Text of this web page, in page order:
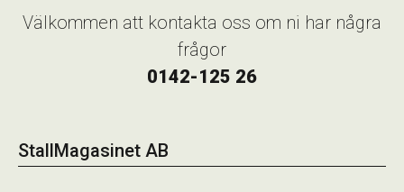
Välkommen att kontakta oss om ni har några
frågor
0142-125 26
StallMagasinet AB